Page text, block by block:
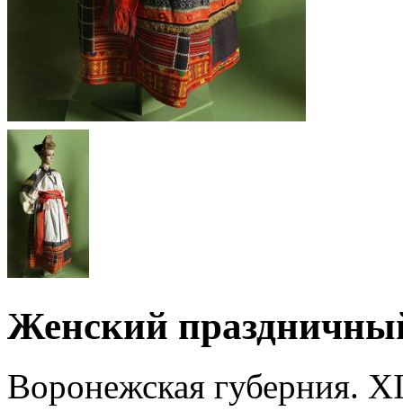
Женский
Воронежская губерния.